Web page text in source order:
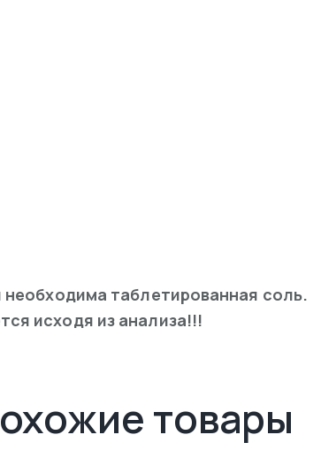
таблетированная соль.
исходя из анализа!!!
товары